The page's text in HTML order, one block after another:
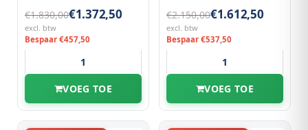
€1.830,00€1.372,50
excl. btw
Bespaar €457,50
VOEG TOE
€2.150,00€1.612,50
excl. btw
Bespaar €537,50
VOEG TOE